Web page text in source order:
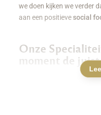
we doen kijken we verder
aan een positievesocial
Onze
moment de
Luxe Borrelboxen &